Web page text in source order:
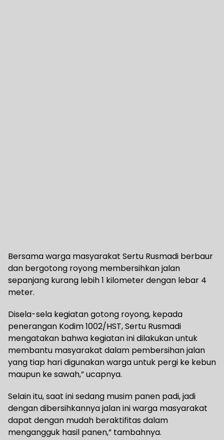
Bersama warga masyarakat Sertu Rusmadi berbaur
dan bergotong royong membersihkan jalan
sepanjang kurang lebih 1 kilometer dengan lebar 4
meter.
Disela-sela kegiatan gotong royong, kepada
penerangan Kodim 1002/HST, Sertu Rusmadi
mengatakan bahwa kegiatan ini dilakukan untuk
membantu masyarakat dalam pembersihan jalan
yang tiap hari digunakan warga untuk pergi ke kebun
maupun ke sawah,” ucapnya.
Selain itu, saat ini sedang musim panen padi, jadi
dengan dibersihkannya jalan ini warga masyarakat
dapat dengan mudah beraktifitas dalam
mengangguk hasil panen,” tambahnya.